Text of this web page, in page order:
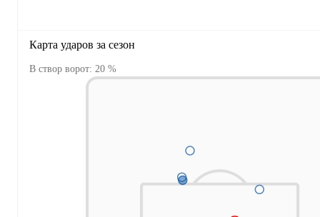
Карта ударов за сезон
В створ ворот: 20 %